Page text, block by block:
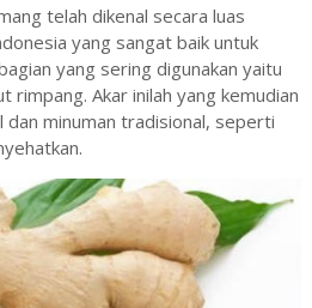
telah dikenal secara luas
yang sangat baik untuk
yang sering digunakan yaitu
rimpang. Akar inilah yang kemudian
minuman tradisional, seperti